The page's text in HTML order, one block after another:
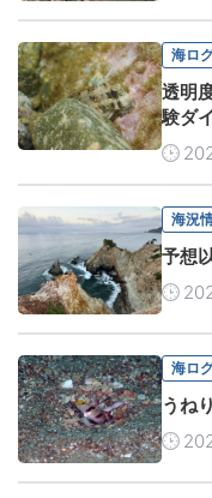
海ロ
透明
験ダ
海況
予想
海ロ
うね